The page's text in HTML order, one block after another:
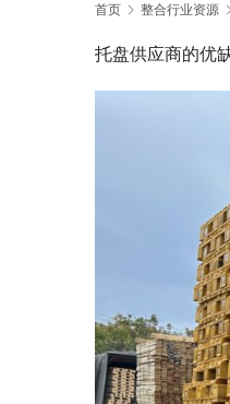
首页 整合行业资源
托盘供应商的优